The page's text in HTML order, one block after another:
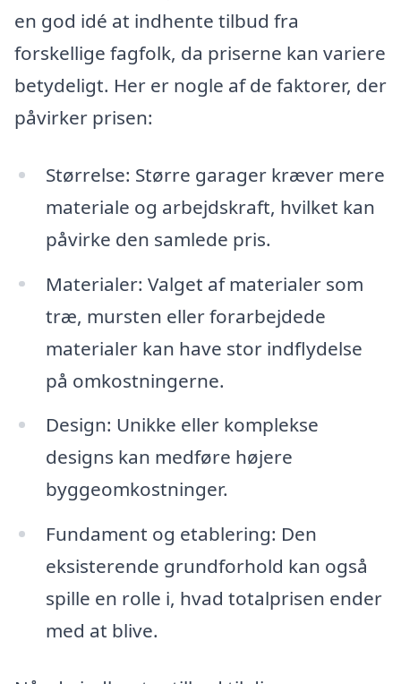
en god idé at indhente tilbud fra
forskellige fagfolk, da priserne kan variere
betydeligt. Her er nogle af de faktorer, der
påvirker prisen:
Størrelse: Større garager kræver mere
materiale og arbejdskraft, hvilket kan
påvirke den samlede pris.
Materialer: Valget af materialer som
træ, mursten eller forarbejdede
materialer kan have stor indflydelse
på omkostningerne.
Design: Unikke eller komplekse
designs kan medføre højere
byggeomkostninger.
Fundament og etablering: Den
eksisterende grundforhold kan også
spille en rolle i, hvad totalprisen ender
med at blive.